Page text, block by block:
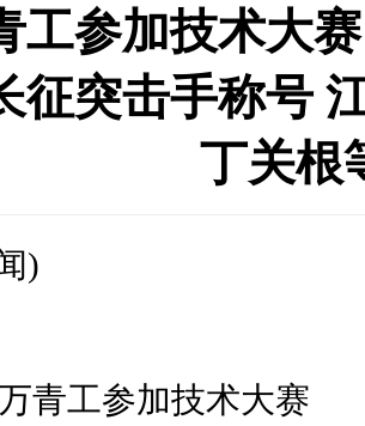
工参加技术大
征突击手称号
丁关根
)
工参加技术大赛